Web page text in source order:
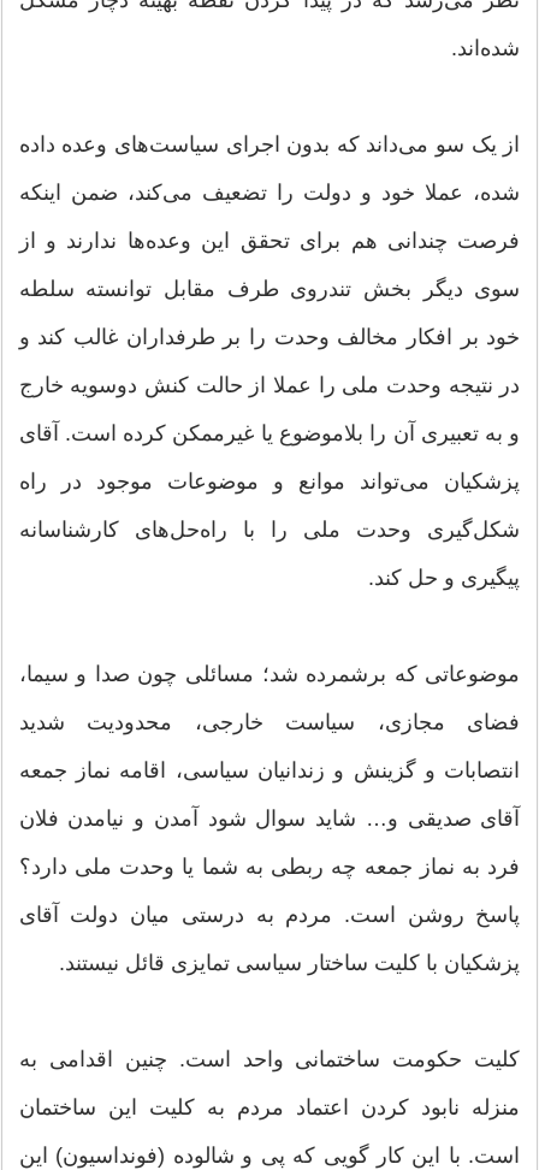
شده‌اند.
از یک سو می‌داند که بدون اجرای سیاست‌های وعده داده
شده، عملا خود و دولت را تضعیف می‌کند، ضمن اینکه
فرصت چندانی هم برای تحقق این وعده‌ها ندارند و از
سوی دیگر بخش تندروی طرف مقابل توانسته سلطه
خود بر افکار مخالف وحدت را بر طرفداران غالب کند و
در نتیجه وحدت ملی را عملا از حالت کنش دوسویه خارج
و به تعبیری آن را بلاموضوع یا غیرممکن کرده است. آقای
پزشکیان می‌تواند موانع و موضوعات موجود در راه
شکل‌گیری وحدت ملی را با راه‌حل‌های کارشناسانه
پیگیری و حل کند.
موضوعاتی که برشمرده شد؛ مسائلی چون صدا و سیما،
فضای مجازی، سیاست خارجی، محدودیت شدید
انتصابات و گزینش و زندانیان سیاسی، اقامه نماز جمعه
آقای صدیقی و… شاید سوال شود آمدن و نیامدن فلان
فرد به نماز جمعه چه ربطی به شما یا وحدت ملی دارد؟
پاسخ روشن است. مردم به درستی میان دولت آقای
پزشکیان با کلیت ساختار سیاسی تمایزی قائل نیستند.
کلیت حکومت ساختمانی واحد است. چنین اقدامی به
منزله نابود کردن اعتماد مردم به کلیت این ساختمان
است. با این کار گویی که پی و شالوده (فونداسیون) این